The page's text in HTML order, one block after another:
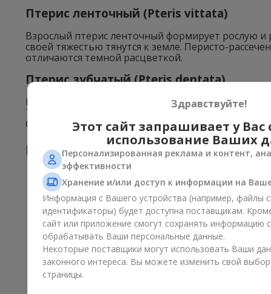
Птерис ленточный (Pteris vittata)
Взрослый птерис ленточный формирует рослую
своей тяжестью тянутся к земле. Перисто-
отличаются темной расцветкой.
Птерис зубчатый (Pteris dentata)
Птерис зубчатый отличается перистыми светло-
70-80 сантиметров, при этом ширина, как
быстрые темпы роста и считается
Размножение птериса
Здравствуйте!
Этот сайт запрашивает у Вас
использование Ваших
Персонализированная реклама и контент,
эффективности
Хранение и/или доступ к информации на
Информация с Вашего устройства (например, файлы
идентификаторы) будет доступна поставщикам.
сайт или приложение смогут сохранять информацию
обрабатывать Ваши персональные данные.
Некоторые поставщики могут использовать Ваши
законного интереса. Вы можете изменить свой
страницы.